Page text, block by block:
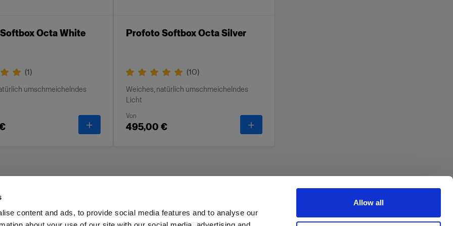
content and ads, to provide social media features and to analyse our
Allow all
Octa White
(1)
umschmeichelndes
Profoto Softbox Octa White
Profoto Softbox Octa Silver
(10)
Weiches, natürlich umschmeichelndes
Licht
Von
495,00 €